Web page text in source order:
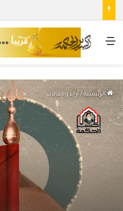
القائمة
الرئيسية / آراء ومقالات